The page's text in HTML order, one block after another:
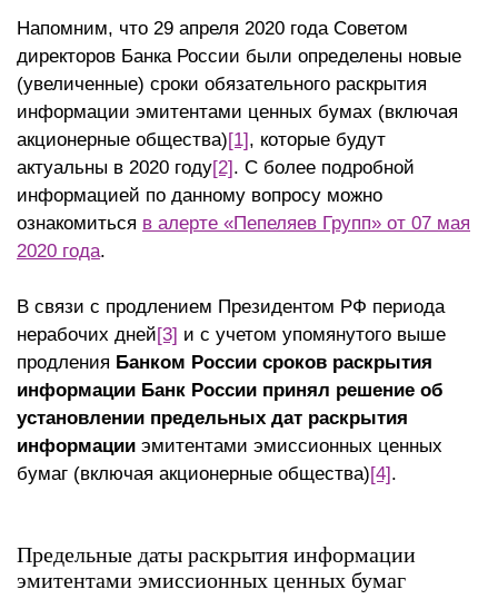
Напомним, что 29 апреля 2020 года Советом
директоров Банка России были определены новые
(увеличенные) сроки обязательного раскрытия
информации эмитентами ценных бумах (включая
акционерные общества)[1], которые будут
актуальны в 2020 году[2]. С более подробной
информацией по данному вопросу можно
ознакомиться в алерте «Пепеляев Групп» от 07 мая
2020 года.
В связи с продлением Президентом РФ периода
нерабочих дней[3] и с учетом упомянутого выше
продления Банком России сроков раскрытия
информации Банк России принял решение об
установлении предельных дат раскрытия
информации эмитентами эмиссионных ценных
бумаг (включая акционерные общества)[4].
Предельные даты раскрытия информации
эмитентами эмиссионных ценных бумаг